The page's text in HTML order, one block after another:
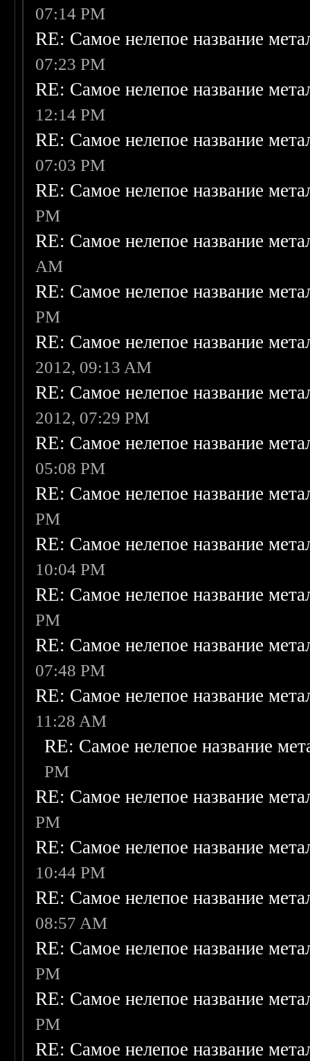
07:14 PM
RE: Самое нелепое название
07:23 PM
RE: Самое нелепое название
12:14 PM
RE: Самое нелепое название
07:03 PM
RE: Самое нелепое название
PM
RE: Самое нелепое название
AM
RE: Самое нелепое название
PM
RE: Самое нелепое название
2012, 09:13 AM
RE: Самое нелепое название
2012, 07:29 PM
RE: Самое нелепое название
05:08 PM
RE: Самое нелепое название
PM
RE: Самое нелепое название
10:04 PM
RE: Самое нелепое название
PM
RE: Самое нелепое название
07:48 PM
RE: Самое нелепое название
11:28 AM
RE: Самое нелепое название
PM
RE: Самое нелепое название
PM
RE: Самое нелепое название
10:44 PM
RE: Самое нелепое название
08:57 AM
RE: Самое нелепое название
PM
RE: Самое нелепое название
PM
RE: Самое нелепое название